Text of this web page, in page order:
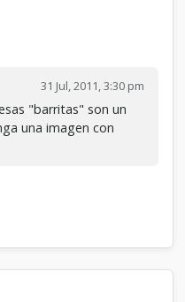
31 Jul, 2011, 3:30 pm
"barritas" son un
una imagen con